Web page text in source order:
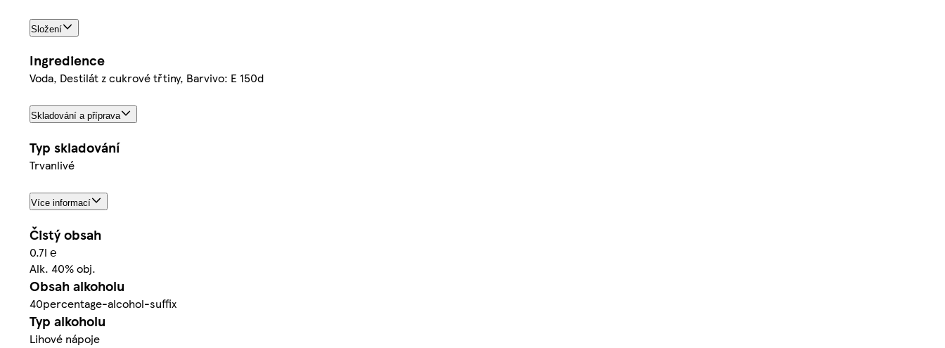
Složení
Ingredience
Voda, Destilát z cukrové třtiny, Barvivo: E 150d
Skladování a příprava
Typ skladování
Trvanlivé
Více informací
Čistý obsah
0.7l ℮
Alk. 40% obj.
Obsah alkoholu
40percentage-alcohol-suffix
Typ alkoholu
Lihové nápoje